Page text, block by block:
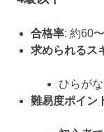
合格率: 約60
求められるス
ひらが
難易度ポイン